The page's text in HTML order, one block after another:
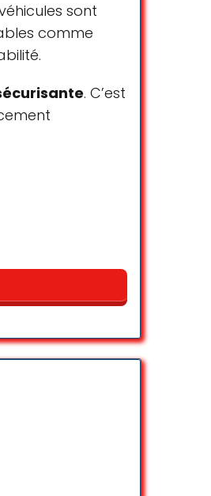
sont
comme
. C’est
☆ 5/5
habilidade ao
com os
do Carlos para